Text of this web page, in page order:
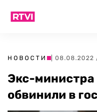
НОВОСТИ | 08.08.2022
Экс-
обвинили в